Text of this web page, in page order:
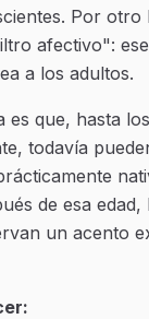
Por otro
afectivo":
a los adultos.
es que, hasta
todavía
de esa
un acento